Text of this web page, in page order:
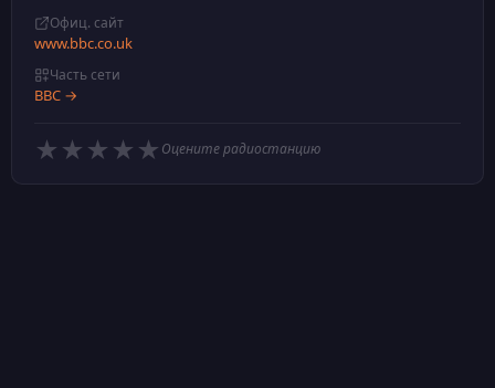
Офиц. сайт
www.bbc.co.uk
Часть сети
BBC →
★ ★ ★ ★ ★ Оцените радиостанцию